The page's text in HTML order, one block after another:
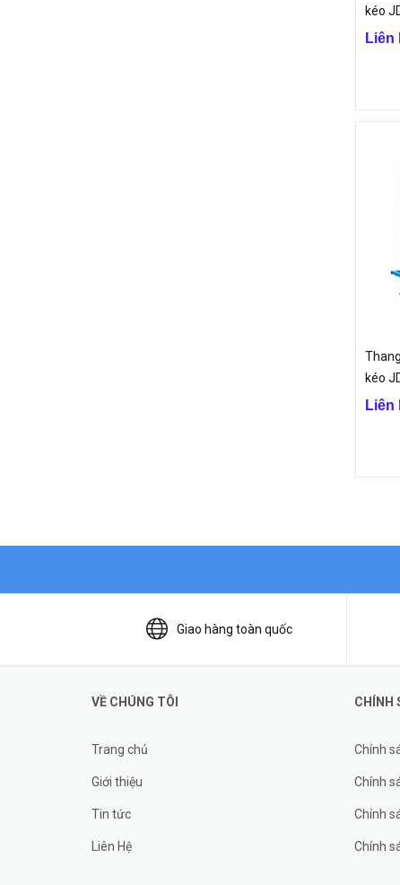
kéo
Liên
kéo
Liên
Giao hàng toàn quốc
VỀ CHÚNG TÔI
Trang chủ
Giới thiệu
Tin tức
Liên Hệ
CHÍNH
Chính
Chính
Chính
Chính